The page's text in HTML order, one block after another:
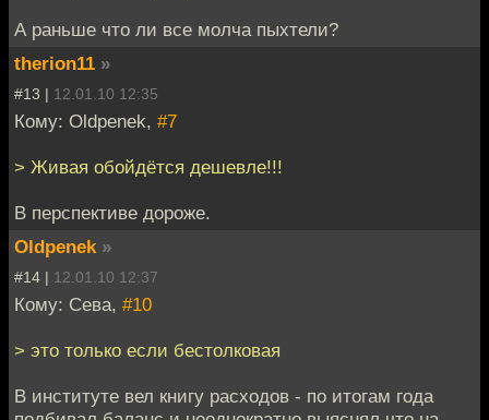
А раньше что ли все молча пыхтели?
therion11 »
#13 | 12.01.10 12:35
Кому: Oldpenek, #7
> Живая обойдётся дешевле!!!
В перспективе дороже.
Oldpenek »
#14 | 12.01.10 12:37
Кому: Сева, #10
> это только если бестолковая
В институте вел книгу расходов - по итогам года